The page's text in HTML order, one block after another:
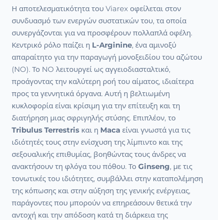
Η αποτελεσματικότητα του Viarex οφείλεται στον
συνδυασμό των ενεργών συστατικών του, τα οποία
συνεργάζονται για να προσφέρουν πολλαπλά οφέλη.
Κεντρικό ρόλο παίζει η L-Arginine, ένα αμινοξύ
απαραίτητο για την παραγωγή μονοξειδίου του αζώτου
(NO). Το NO λειτουργεί ως αγγειοδιασταλτικό,
προάγοντας την καλύτερη ροή του αίματος, ιδιαίτερα
προς τα γεννητικά όργανα. Αυτή η βελτιωμένη
κυκλοφορία είναι κρίσιμη για την επίτευξη και τη
διατήρηση μιας σφριγηλής στύσης. Επιπλέον, το
Tribulus Terrestris και η Maca είναι γνωστά για τις
ιδιότητές τους στην ενίσχυση της λίμπιντο και της
σεξουαλικής επιθυμίας, βοηθώντας τους άνδρες να
ανακτήσουν τη φλόγα του πόθου. Το Ginseng, με τις
τονωτικές του ιδιότητες, συμβάλλει στην καταπολέμηση
της κόπωσης και στην αύξηση της γενικής ενέργειας,
παράγοντες που μπορούν να επηρεάσουν θετικά την
αντοχή και την απόδοση κατά τη διάρκεια της